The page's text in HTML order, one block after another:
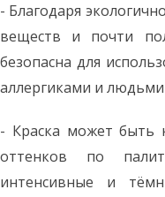
- Благодаря
веществ и почти
безопасна для
аллергиками и
- Краска может быть
оттенков по
интенсивные и